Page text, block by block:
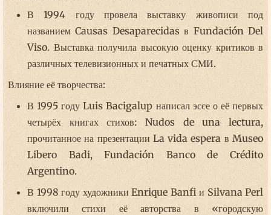
В 1994 году провела выставку живописи под
названием Causas Desaparecidas в Fundación Del
Viso. Выставка получила высокую оценку критиков в
различных телевизионных и печатных СМИ.
Влияние её творчества:
В 1995 году Luis Bacigalup написал эссе о её первых
четырёх книгах стихов: Nudos de una lectura,
прочитанное на презентации La vida espera в Museo
Libero Badi, Fundación Banco de Crédito
Argentino.
В 1998 году художники Enrique Banfi и Silvana Perl
включили стихи её авторства в «городскую